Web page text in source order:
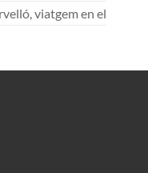
viatgem en el